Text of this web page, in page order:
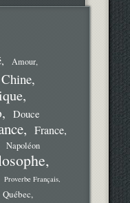
Amour
Chine
Douce
France
Napoléon
Proverbe Français
Québec